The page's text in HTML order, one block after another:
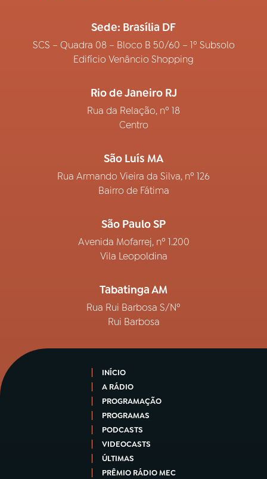
Sede: Brasília DF
SCS – Quadra 08 – Bloco B 50/60 – 1º Subsolo
Edifício Venâncio Shopping
Rio de Janeiro RJ
Rua da Relação, nº 18
Centro
São Luís MA
Rua Armando Vieira da Silva, nº 126
Bairro de Fátima
São Paulo SP
Avenida Mofarrej, nº 1.200
Vila Leopoldina
Tabatinga AM
Rua Rui Barbosa S/Nº
Rui Barbosa
INÍCIO
A RÁDIO
PROGRAMAÇÃO
PROGRAMAS
PODCASTS
VIDEOCASTS
ÚLTIMAS
PRÊMIO RÁDIO MEC